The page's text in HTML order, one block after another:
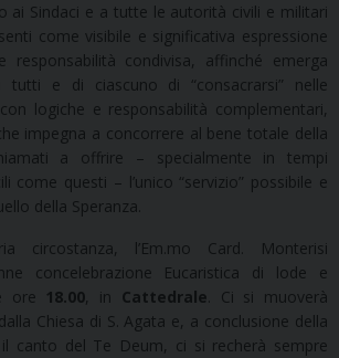
ai Sindaci e a tutte le autorità civili e militari
come visibile e significativa espressione
responsabilità condivisa, affinché emerga
e di ciascuno di “consacrarsi” nelle
logiche e responsabilità complementari,
impegna a concorrere al bene totale della
a offrire – specialmente in tempi
come questi – l’unico “servizio” possibile e
della Speranza.
circostanza, l’Em.mo Card. Monterisi
concelebrazione Eucaristica di lode e
ore 18.00, in Cattedrale . Ci si muoverà
Chiesa di S. Agata e, a conclusione della
canto del Te Deum, ci si recherà sempre